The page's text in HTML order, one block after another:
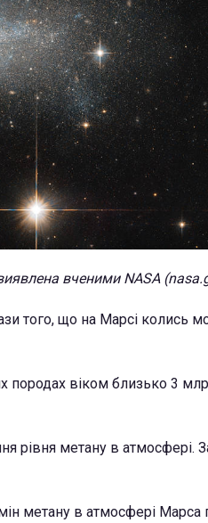
вченими NASA
того, що на Марсі колись
породах віком близько 3
рівня метану в атмосфері.
метану в атмосфері Марса